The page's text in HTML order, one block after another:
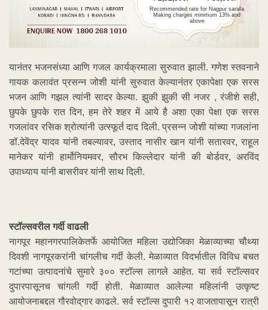
Recommended rate for Nagpur sarafa
Making charges minimum 13% and
above
यानंतर भजनसंध्या आणि गजल कार्यक्रमाला सुरुवात झाली. गणेश स्तवनाने
गायक कलावंत प्रसन्न जोशी यांनी सुरुवात केल्यानंतर एकापेक्षा एक सरस
भजन आणि गझल त्यांनी सादर केल्या. झुकी झुकी सी नजर , रंजीशे सही,
छुपके छुपके रात दिन, हम तेरे शहर में आये है अशा एका पेक्षा एक सरस
गजलांवर रसिक श्रोत्यांनी उत्स्फूर्त दाद दिली. प्रसन्न जोशी यांच्या गजलांना
डॉ.देवेंद्र यादव यांनी तबल्यावर, उस्ताद नासीर खान यांनी सतारवर, राहूल
मानेकर यांनी हार्मोनियमवर, सौरभ किल्लेदार यांनी की बोर्डवर, अरविंद
उपाध्याय यांनी बासरीवर यांनी साथ दिली.
स्टॉल्सवरील गर्दी वाढली
नागपूर महानगरपालिकेतर्फे आयोजित महिला उद्योजिका मेळाव्याच्या चौथ्या
दिवशी नागपूरकरांनी चांगलीच गर्दी केली. मेळाव्यात विदर्भातील विविध बचत
गटांच्या उत्पादनांचे सुमारे ३०० स्टॉल्स लागले आहेत. या सर्व स्टॉल्सवर
दुपारपासूनच चांगली गर्दी होती. मेळाव्यात आलेल्या महिलांनी उत्कृष्ट
आयोजनाबद्दल गौरवोद्‌गार काढले. सर्व स्टॉल्स दुपारी १२ वाजतापासून रात्री